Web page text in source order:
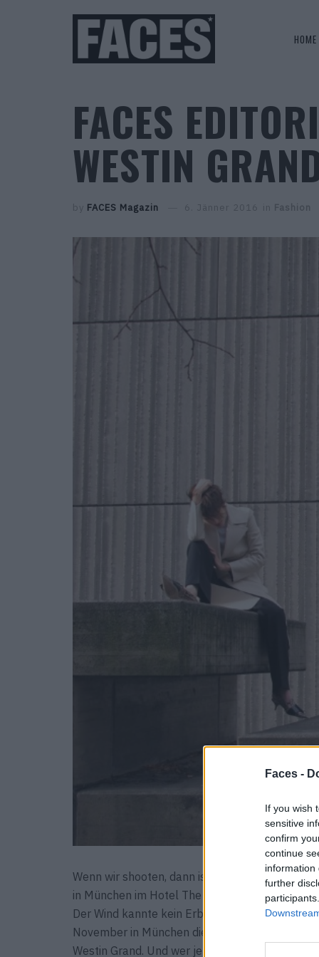
Faces -
If you wish
sensitive
confirm
continue
information
further
HOME
FACES
WESTIN
by FACES Magazin 6. Jänner 2016 in Fashion
Wenn wir shooten, dann ist immer was los. Für
in München im Hotel The Westin Grand
Der Wind kannte kein Erbarmen. Mit ganzen
November in München die Bilder für unser
Westin Grand. Und wer jetzt an warme Zimmer